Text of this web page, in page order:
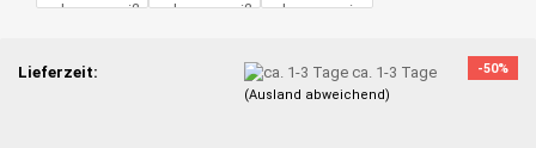
-50%
Lieferzeit: ca. 1-3 Tage
(Ausland abweichend)